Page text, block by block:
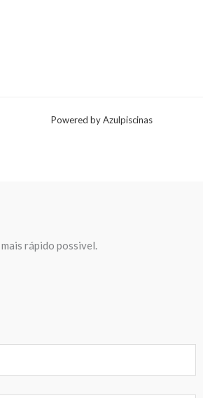
Powered by Azulpiscinas
rápido possivel.